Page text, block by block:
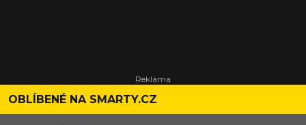
OBLÍBENÉ NA SMARTY.CZ